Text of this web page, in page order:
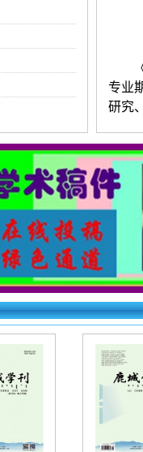
专业
研究
练，
（4
介。
对录
求逐
右上
失败
下：